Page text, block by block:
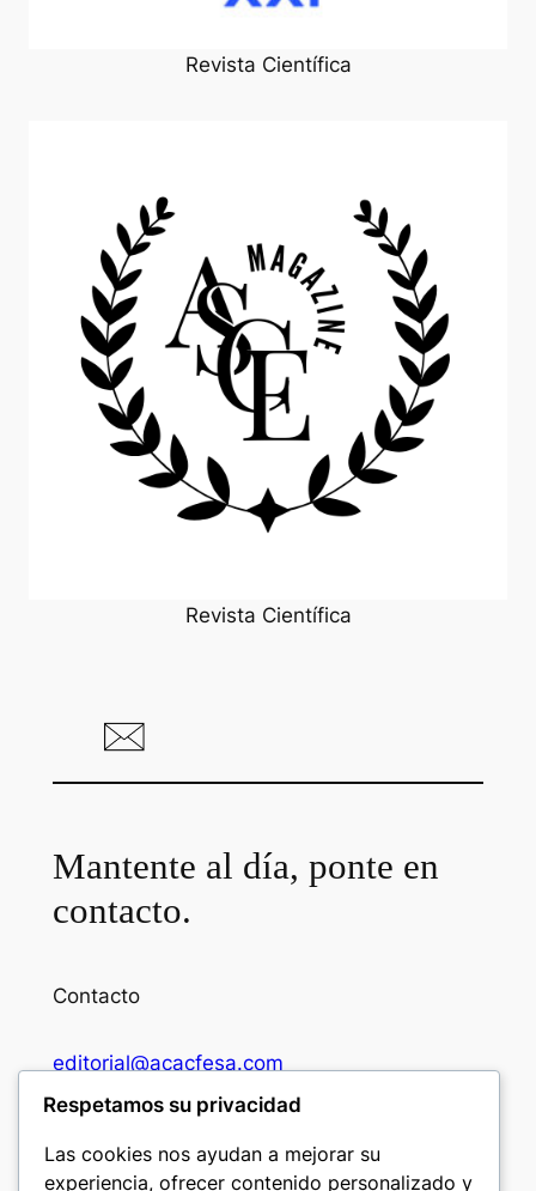
Revista Científica
Revista Científica
Mantente al día, ponte en
contacto.
Contacto
editorial@acacfesa.com
Respetamos su privacidad
Las cookies nos ayudan a mejorar su
experiencia, ofrecer contenido personalizado y